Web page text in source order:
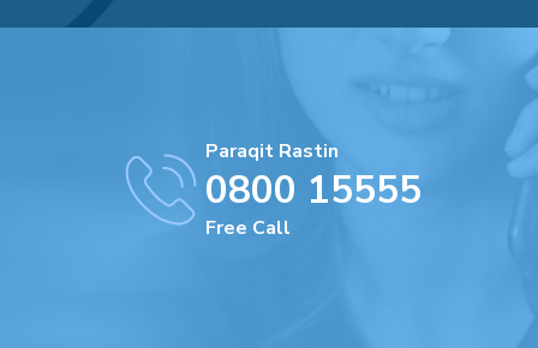
Paraqit Rastin
0800 15555
Free Call